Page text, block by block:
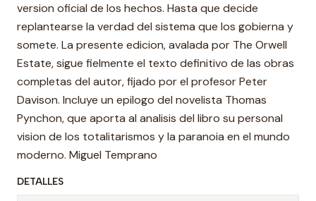
version oficial de los hechos. Hasta que decide
replantearse la verdad del sistema que los gobierna y
somete. La presente edicion, avalada por The Orwell
Estate, sigue fielmente el texto definitivo de las obras
completas del autor, fijado por el profesor Peter
Davison. Incluye un epilogo del novelista Thomas
Pynchon, que aporta al analisis del libro su personal
vision de los totalitarismos y la paranoia en el mundo
moderno. Miguel Temprano
DETALLES